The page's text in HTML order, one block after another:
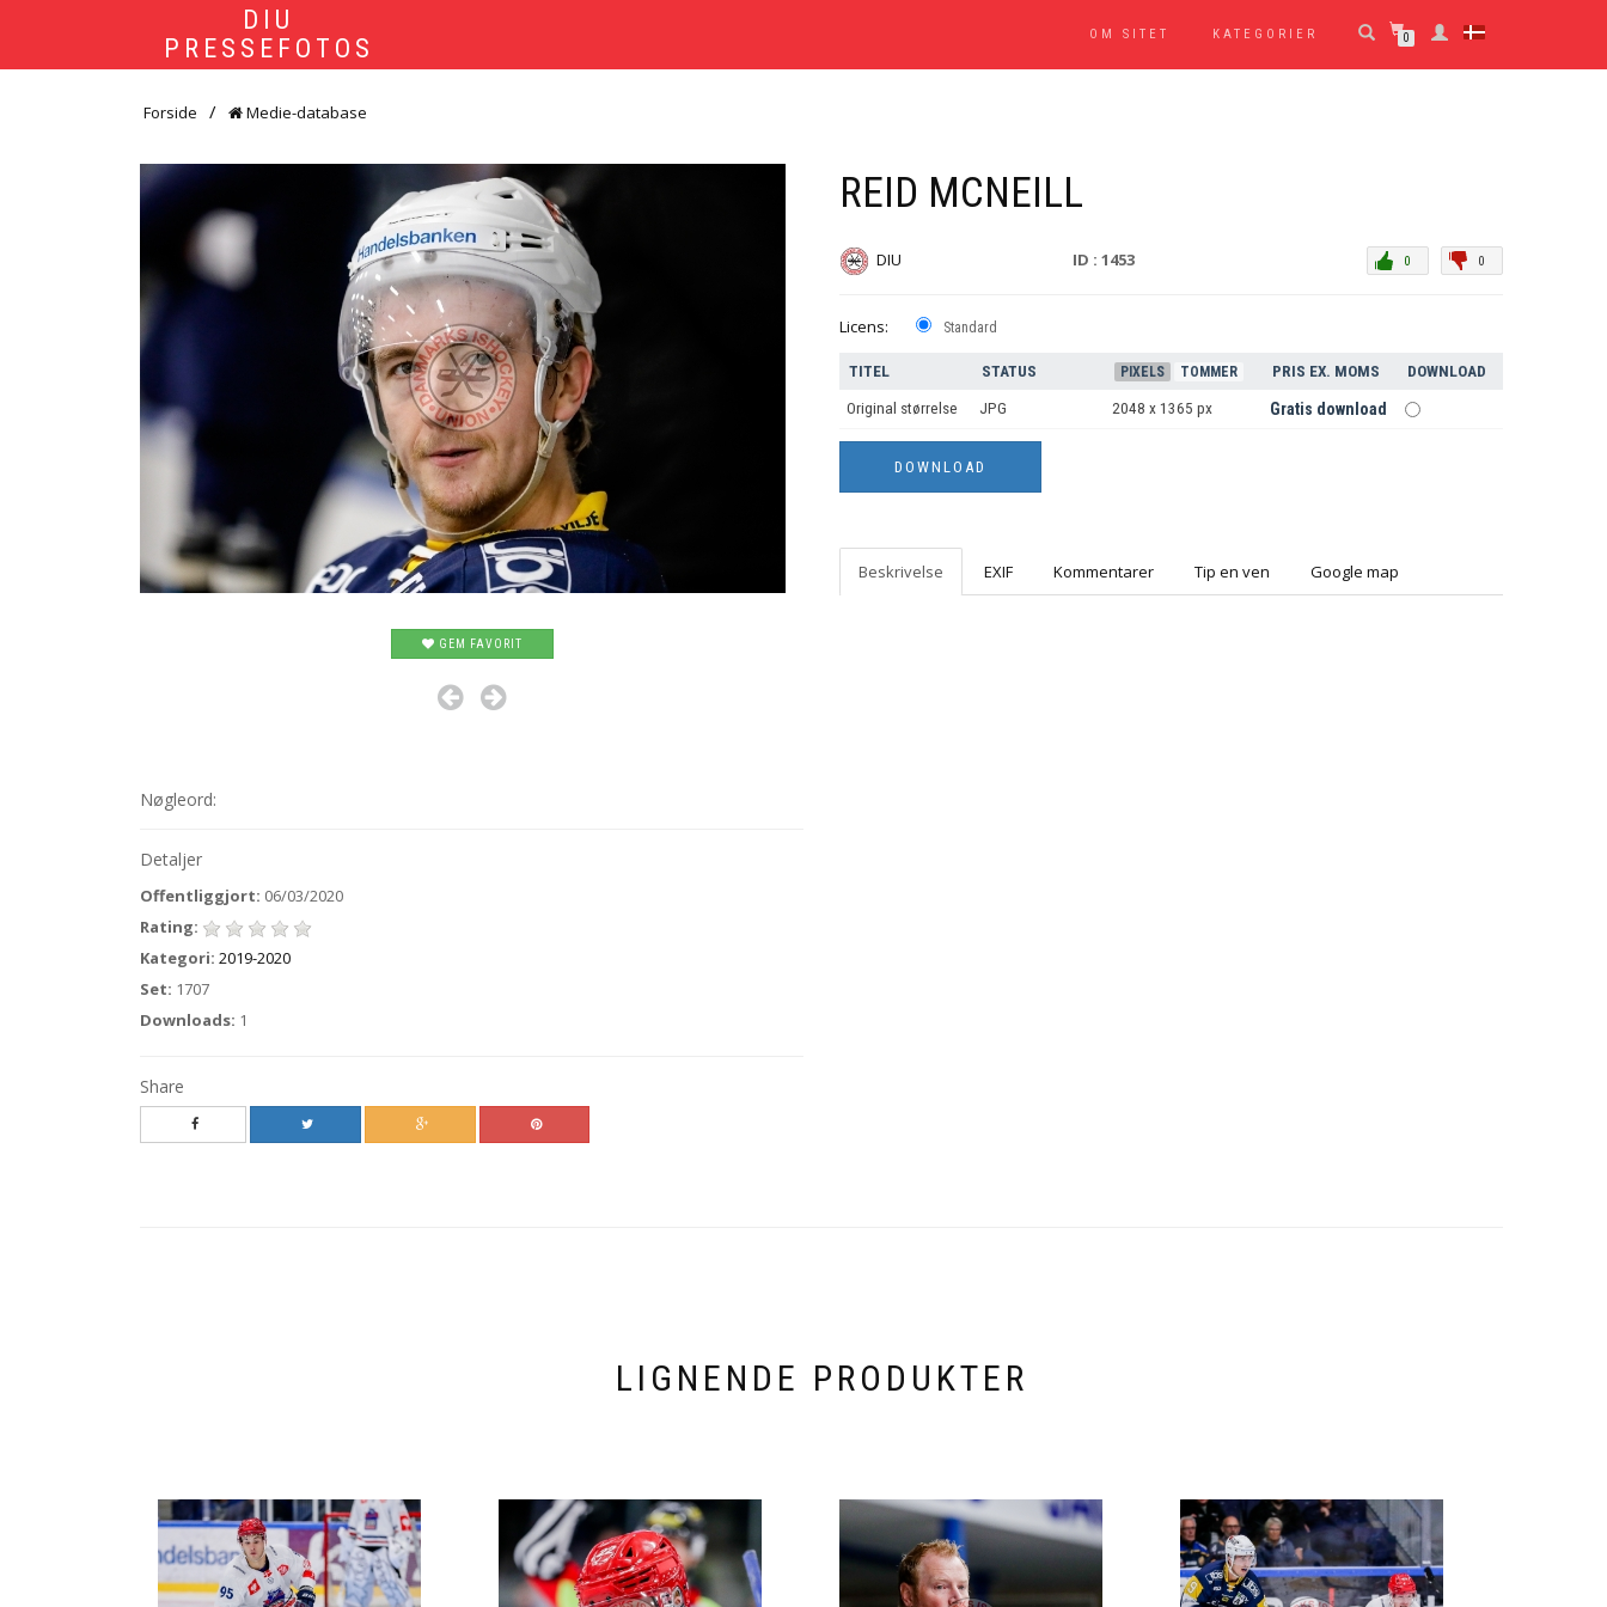
DIU
PRESSEFOTOS
OM SITET KATEGORIER 0
Forside Medie-database
GEM FAVORIT
Nøgleord:
Detaljer
Offentliggjort: 06/03/2020
Rating:
Kategori: 2019-2020
Set: 1707
Downloads: 1
Share
REID MCNEILL
DIU ID : 1453 0
0
Licens: Standard
TITEL STATUS PIXELS TOMMER PRIS EX. MOMS DOWNLOAD
Original størrelse JPG 2048 x 1365 px Gratis download
Beskrivelse EXIF Kommentarer Tip en ven Google map
LIGNENDE PRODUKTER